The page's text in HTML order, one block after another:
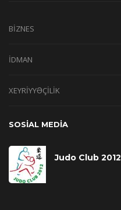
BİZNES
İDMAN
XEYRİYYƏÇİLİK
SOSİAL MEDİA
Judo Club 2012